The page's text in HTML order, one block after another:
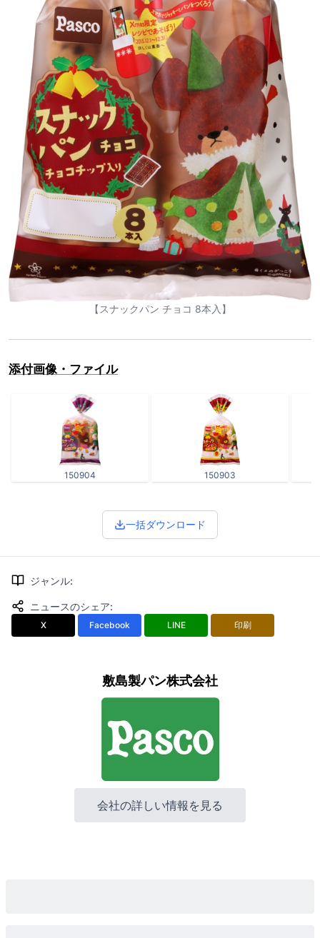
【スナックパン チョコ 8本入】
添付画像・ファイル
150904 150903
一括ダウンロード
ジャンル:
ニュースのシェア:
X Facebook LINE 印刷
敷島製パン株式会社
会社の詳しい情報を見る